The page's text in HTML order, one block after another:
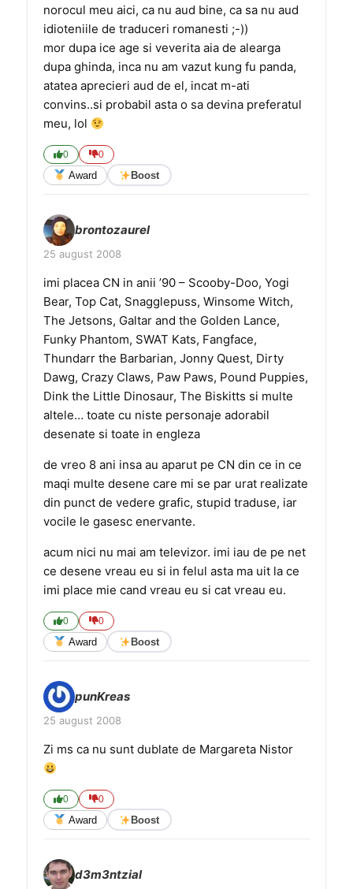
norocul meu aici, ca nu aud bine, ca sa nu aud
idioteniile de traduceri romanesti ;-))
mor dupa ice age si veverita aia de alearga
dupa ghinda, inca nu am vazut kung fu panda,
atatea aprecieri aud de el, incat m-ati
convins..si probabil asta o sa devina preferatul
meu, lol
0 0
Award Boost
brontozaurel
25 august 2008
imi placea CN in anii ’90 – Scooby-Doo, Yogi
Bear, Top Cat, Snagglepuss, Winsome Witch,
The Jetsons, Galtar and the Golden Lance,
Funky Phantom, SWAT Kats, Fangface,
Thundarr the Barbarian, Jonny Quest, Dirty
Dawg, Crazy Claws, Paw Paws, Pound Puppies,
Dink the Little Dinosaur, The Biskitts si multe
altele… toate cu niste personaje adorabil
desenate si toate in engleza
de vreo 8 ani insa au aparut pe CN din ce in ce
maqi multe desene care mi se par urat realizate
din punct de vedere grafic, stupid traduse, iar
vocile le gasesc enervante.
acum nici nu mai am televizor. imi iau de pe net
ce desene vreau eu si in felul asta ma uit la ce
imi place mie cand vreau eu si cat vreau eu.
0 0
Award Boost
punKreas
25 august 2008
Zi ms ca nu sunt dublate de Margareta Nistor
0 0
Award Boost
d3m3ntzial